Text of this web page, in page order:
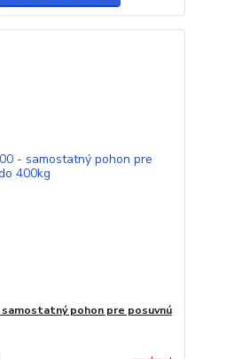
samostatný pohon pre posuvnú